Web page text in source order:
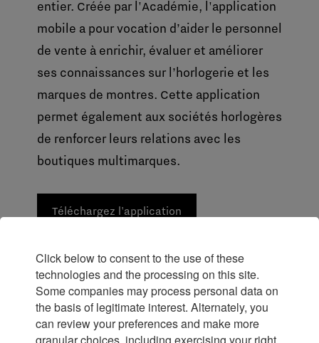
entier. Créée par l'Académie, l'application
mobile a pour vocation d’aider le personnel
de vente à enrichir, évaluer et améliorer
ses connaissances sur l’horlogerie et les
marques de montres. Cette application
permet également aux sociétés horlogères
de renforcer leurs relations avec les
boutiques multimarques.
Téléchargez l'application
Click below to consent to the use of these
technologies and the processing on this site.
Some companies may process personal data on
the basis of legitimate interest. Alternately, you
can review your preferences and make more
granular choices, including exercising your right